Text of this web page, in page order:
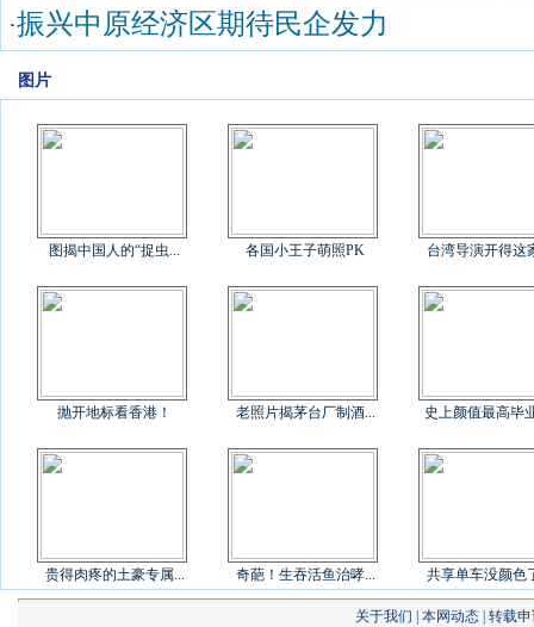
·振兴中原经济区期待民企发力
图片
图揭中国人的“捉虫... 各国小王子萌照PK 台湾导演开得这
抛开地标看香港！ 老照片揭茅台厂制酒... 史上颜值最高毕
贵得肉疼的土豪专属... 奇葩！生吞活鱼治哮... 共享单车没颜色
关于我们 本网动态 转载